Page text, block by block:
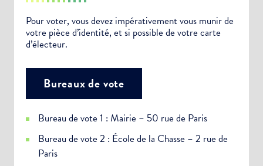
Pour voter, vous devez impérativement vous munir de
votre pièce d’identité, et si possible de votre carte
d’électeur.
Bureaux de vote
Bureau de vote 1 : Mairie – 50 rue de Paris
Bureau de vote 2 : École de la Chasse – 2 rue de
Paris